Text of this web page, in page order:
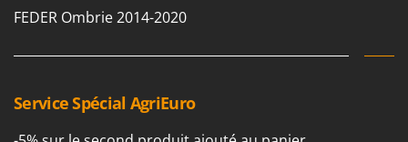
FEDER Ombrie 2014-2020
Service Spécial AgriEuro